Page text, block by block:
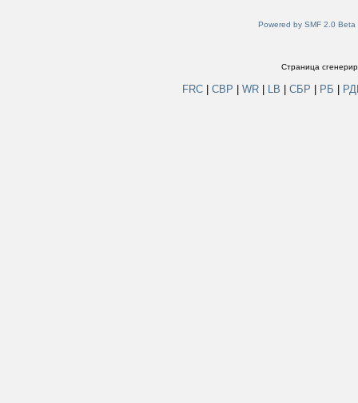
Powered by SMF 2.0 Beta
Страница
FRC СВР WR LB СБР РБ